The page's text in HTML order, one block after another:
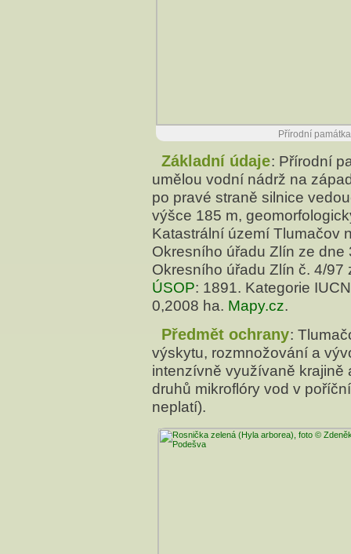
Přírodní
Základní údaje: Přírodní
umělou vodní nádrž na
po pravé straně silnice
výšce 185 m,
Katastrální území Tlumačov
Okresního úřadu Zlín ze
Okresního úřadu Zlín č. 4/
ÚSOP: 1891. Kategorie
0,2008 ha. Mapy.cz.
Předmět ochrany:
výskytu, rozmnožování a
intenzívně využívaně krajině
druhů mikroflóry vod v
neplatí).